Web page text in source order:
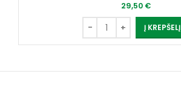
29,50 €
Į KREPŠELĮ